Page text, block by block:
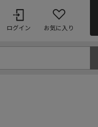
ログイン お気に入り